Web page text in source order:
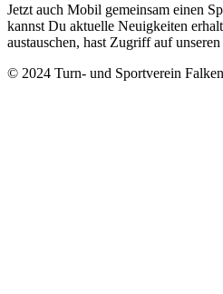
Jetzt auch Mobil gemeinsam einen
kannst Du aktuelle Neuigkeiten
austauschen, hast Zugriff auf
© 2024 Turn- und Sportverein